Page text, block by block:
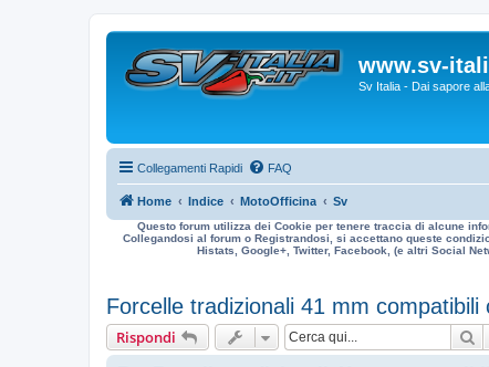
www.sv-
Sv Italia - Dai sapore
Collegamenti Rapidi FAQ
Home Indice MotoOfficina Sv
Questo forum utilizza dei Cookie per tenere traccia di alcune
Collegandosi al forum o Registrandosi, si accettano queste
Histats, Google+, Twitter, Facebook, (e altri Social
Forcelle tradizionali 41 mm compatibili
Rispondi